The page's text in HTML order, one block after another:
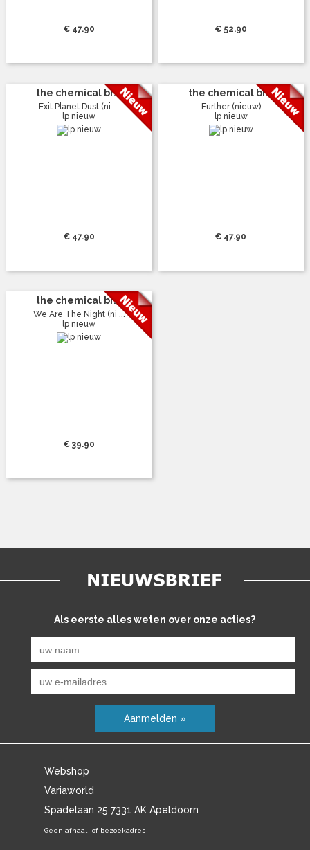
€ 47.90 € 52.90
the chemical br...
Exit Planet Dust (ni ...
lp nieuw
€ 47.90
the chemical br...
Further (nieuw)
lp nieuw
€ 47.90
the chemical br...
We Are The Night (ni ...
lp nieuw
€ 39.90
Als eerste alles weten over onze acties?
Aanmelden »
Webshop
Variaworld
Spadelaan 25 7331 AK Apeldoorn
Geen afhaal- of bezoekadres